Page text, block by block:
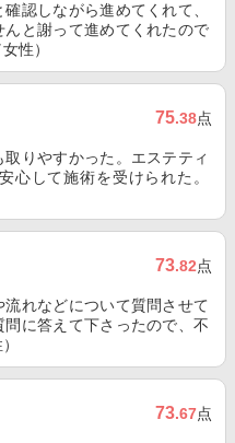
認しながら進めてくれて、
と謝って進めてくれたので
性）
75.38点
りやすかった。エステティ
心して施術を受けられた。
73.82点
れなどについて質問させて
に答えて下さったので、不
73.67点